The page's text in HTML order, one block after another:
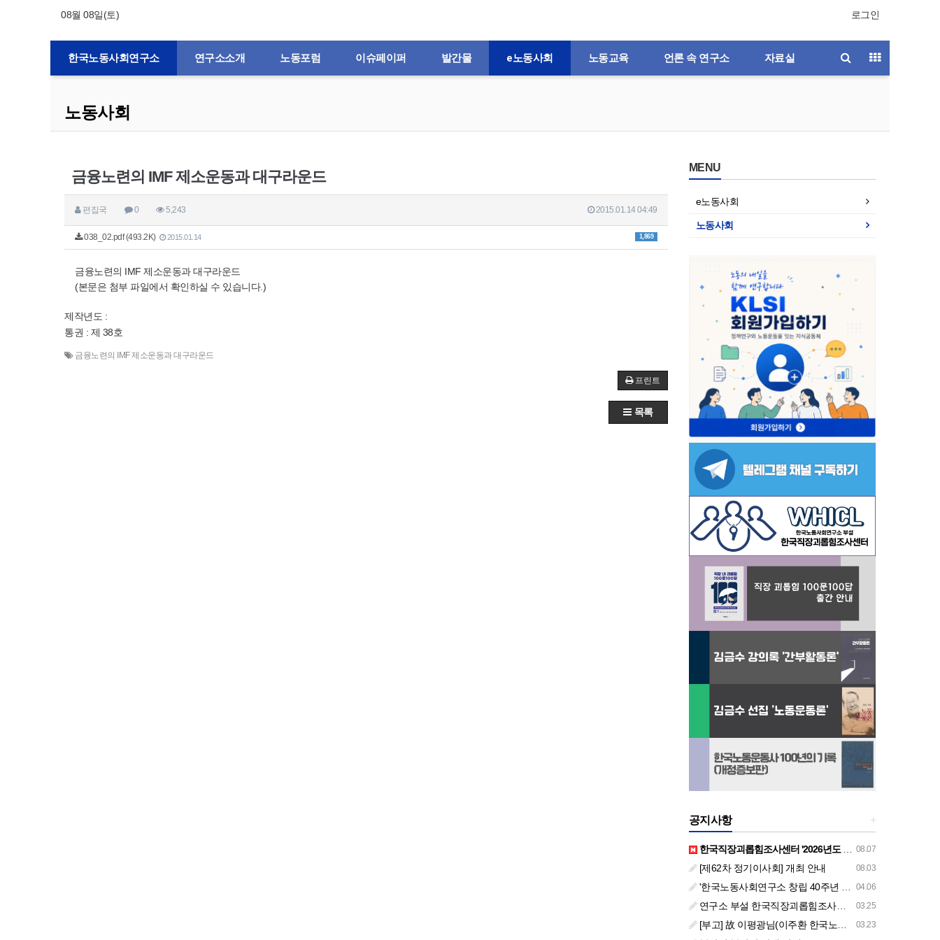
08월 08일(토) 로그인
한국노동사회연구소 연구소소개 노동포럼 이슈페이퍼 발간물 e노동사회 노동교육 언론 속 연구소 자료실
노동사회
금융노련의 IMF 제소운동과 대구라운드
편집국 0 5,243 2015.01.14 04:49
1,869
038_02.pdf (493.2K) 2015.01.14
금융노련의 IMF 제소운동과 대구라운드
(본문은 첨부 파일에서 확인하실 수 있습니다.)
제작년도 :
통권 : 제 38호
금융노련의 IMF 제소운동과 대구라운드
프린트
목록
MENU
e노동사회
노동사회
+
공지사항
08.07
한국직장괴롭힘조사센터 '2026년도 하반기 주요 사업 안내' (교육/컨설팅)
08.03
[제62차 정기이사회] 개최 안내
04.06
'한국노동사회연구소 창립 40주년 기념 행사 안내'
03.25
연구소 부설 한국직장괴롭힘조사센터 '2026년도 주요 사업 안내' (교육/컨설팅)
03.23
[부고] 故 이평광님(이주환 한국노동사회연구소 부소장 부친상)